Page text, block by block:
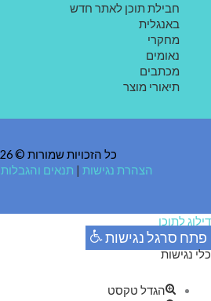
חבילת תוכן לאתר חדש
באנגלית
מחקרי
נאומים
מכתבים
תיאורי מוצר
כל הזכויות שמורות © 2026 המגזין
הצהרת נגישות | תנאים והגבלות
דילוג לתוכן
פתח סרגל נגישות
כלי נגישות
הגדל טקסט